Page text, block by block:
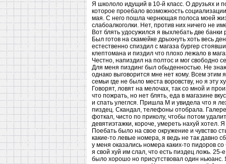
Я школоло идущий в 10-й класс. О друзьях и
которое проебало возможность
мая. С него пошла чернющая полоса моей
слабоалкоголки. Нет, против них ничего не
Вот блять удосужился я выхлебать две
Был готов на скамейке дрыхнуть хоть весь
естественно спиздил с магаза бургер
клептомана и пиздил что плохо лежало в
Честно, напиздил на полтос и мог свободно
Для меня пиздинг был обыденностью. Не
однако выговорится мне нет кому. Всем этим
семьи где не было места воровству, но я эту
Говорят, ловят на мелочах, так со мной и
что пожрать, но нет блять, еда в магазине
и спать улеглся. Пришла М и увидела что я
пиздец. Скандал, телефоны отобрала.
фоткал, чисто по приколу, чтобы потом
девятиэтажки, короче, умереть нахуй хотел.
Поебать было на свое окружение и чувство
какие-то левые номера, я ведь не так давно
у меня оказались номера каких-то пидоров
я свой хуй им слал, что есть пиздец ложь.
было хорошо но присутствовал один ньюанс.